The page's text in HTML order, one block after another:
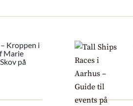
Kroppen i
Marie
på